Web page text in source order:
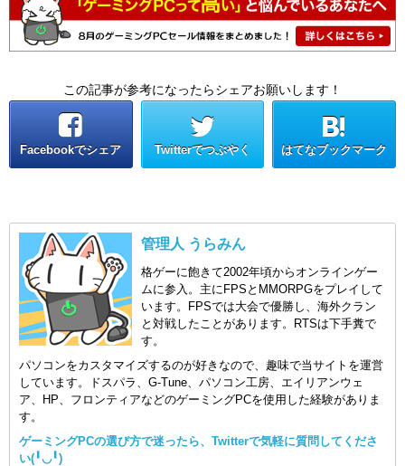
この記事が参考になったらシェアお願いします！
Facebookでシェア Twitterでつぶやく はてなブックマーク
管理人 うらみん
格ゲーに飽きて2002年頃からオンラインゲー
ムに参入。主にFPSとMMORPGをプレイして
います。FPSでは大会で優勝し、海外クラン
と対戦したことがあります。RTSは下手糞で
す。
パソコンをカスタマイズするのが好きなので、趣味で当サイトを運営
しています。ドスパラ、G-Tune、パソコン工房、エイリアンウェ
ア、HP、フロンティアなどのゲーミングPCを使用した経験がありま
す。
ゲーミングPCの選び方で迷ったら、Twitterで気軽に質問してくださ
い(╹◡╹)